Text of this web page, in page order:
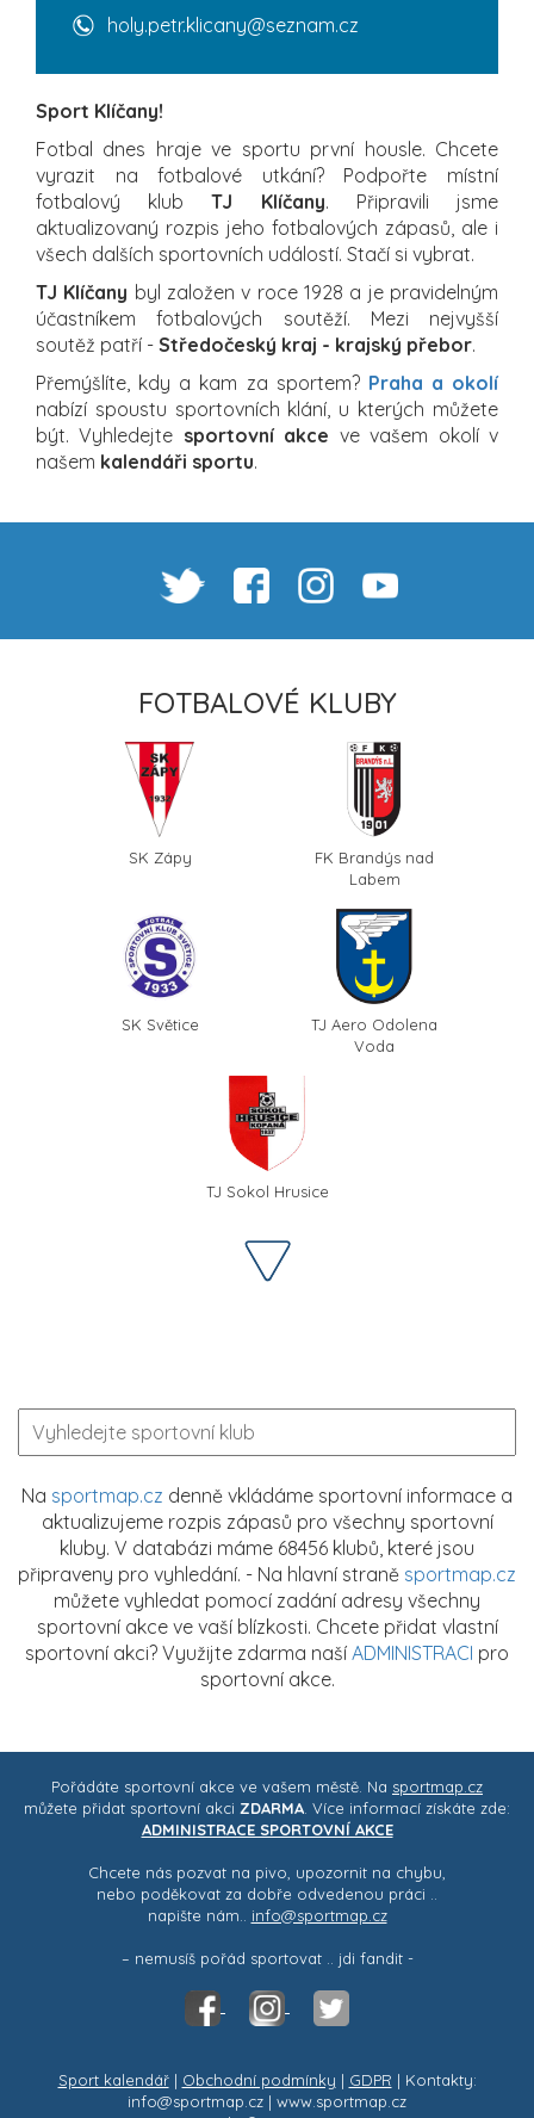
holy.petr.klicany@seznam.cz
Sport Klíčany!
Fotbal dnes hraje ve sportu první housle. Chcete
vyrazit na fotbalové utkání? Podpořte místní
fotbalový klubTJ Klíčany. Připravili jsme
aktualizovaný rozpis jeho fotbalových zápasů, ale i
všech dalších sportovních událostí. Stačí si vybrat.
TJ Klíčany byl založen v roce 1928 a je pravidelným
účastníkem fotbalových soutěží. Mezi nejvyšší
soutěž patří - Středočeský kraj - krajský přebor.
Přemýšlíte, kdy a kam za sportem? Praha a okolí
nabízí spoustu sportovních klání, u kterých můžete
být. Vyhledejte sportovní akce ve vašem okolí v
našem kalendáři sportu.
FOTBALOVÉ KLUBY
SK Zápy
FK Brandýs nad
Labem
SK Světice
TJ Aero Odolena
Voda
TJ Sokol Hrusice
Na sportmap.cz denně vkládáme sportovní informace a
aktualizujeme rozpis zápasů pro všechny sportovní
kluby. V databázi máme 68456 klubů, které jsou
připraveny pro vyhledání. - Na hlavní straně sportmap.cz
můžete vyhledat pomocí zadání adresy všechny
sportovní akce ve vaší blízkosti. Chcete přidat vlastní
sportovní akci? Využijte zdarma naší ADMINISTRACI pro
sportovní akce.
Pořádáte sportovní akce ve vašem městě. Na sportmap.cz
můžete přidat sportovní akci ZDARMA . Více informací získáte zde:
ADMINISTRACE SPORTOVNÍ AKCE
Chcete nás pozvat na pivo, upozornit na chybu,
nebo poděkovat za dobře odvedenou práci ..
napište nám.. info@sportmap.cz
– nemusíš pořád sportovat .. jdi fandit -
Sport kalendář| Obchodní podmínky | GDPR | Kontakty:
info@sportmap.cz | www.sportmap.cz